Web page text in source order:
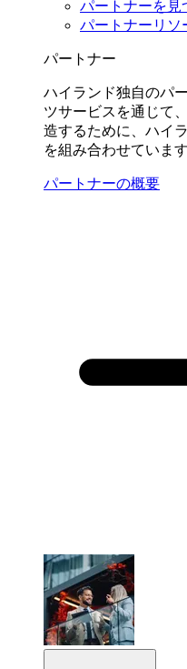
パートナーを見
パートナーリソ
パートナー
ハイランド独自のパ
ツサービスを通じて
造するために、ハイ
を組み合わせています
パートナーの概要